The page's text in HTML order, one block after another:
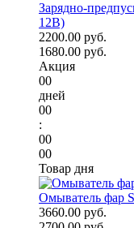
Зарядно-
12В)
2200.00 руб.
1680.00 руб.
Акция
00
дней
00
:
00
00
Товар дня
Омыватель фар
3660.00 руб.